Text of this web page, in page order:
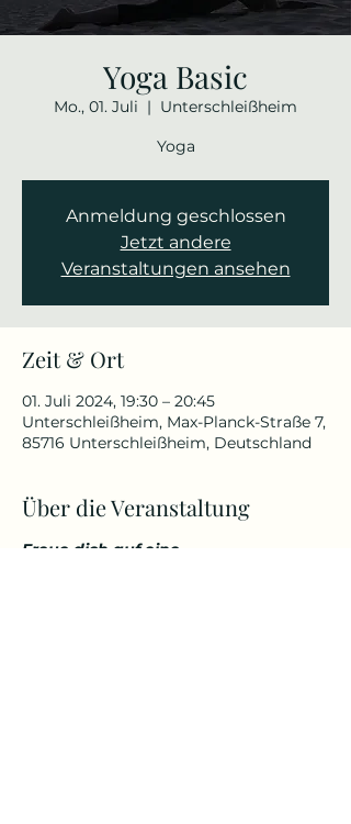
Yoga Basic
Mo., 01. Juli
  |
Unterschleißheim
Yoga
Anmeldung geschlossen
Jetzt andere
Veranstaltungen ansehen
Zeit & Ort
01. Juli 2024, 19:30 – 20:45
Unterschleißheim, Max-Planck-Straße 7,
85716 Unterschleißheim, Deutschland
Über die Veranstaltung
Freue dich auf eine